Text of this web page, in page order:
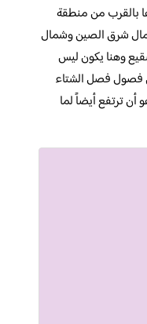
بالقرب من منطقة
شرق الصين وشمال
وهنا يكون ليس
فصول فصل الشتاء
ترتفع أيضاً لما